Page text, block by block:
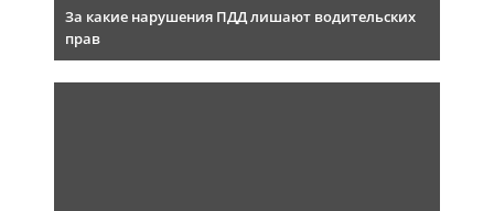
За какие нарушения ПДД лишают водительских
прав